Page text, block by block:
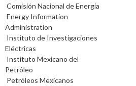
Comisión Nacional de Energía
Energy Information
Administration
Instituto de Investigaciones
Eléctricas
Instituto Mexicano del
Petróleo
Petróleos Mexicanos